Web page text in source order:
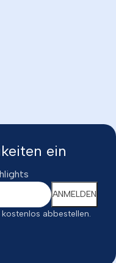
ein
abbestellen.